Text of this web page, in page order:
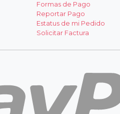
Formas de Pago
Reportar Pago
Estatus de mi Pedido
Solicitar Factura